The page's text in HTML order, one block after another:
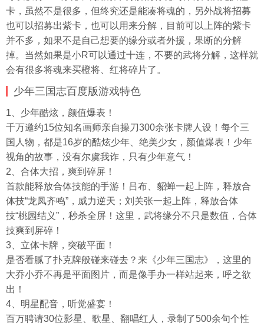
卡，虽然不是很多，但终究还是能凑将魂的，另外战将招募
也可以招募出紫卡，也可以用来分解，目前可以上阵的紫卡
并不多，如果不是自己想要的缘分或者外援，果断的分解
掉。当然如果是小R可以通过十连，不要的武将分解，这样就
会有很多将魂来买橙将、红将碎片了。
少年三国志百度版游戏特色
1、少年酷炫，颜值爆表！
千万邀约15位知名画师亲自操刀300余张卡牌人设！每个三
国人物，都是16岁的酷炫少年、绝美少女，颜值爆表！少年
视角的故事，没有尔虞我诈，只有少年意气！
2、合体大招，爽到碎屏！
首款能释放合体技能的手游！吕布、貂蝉一起上阵，释放合
体技“龙凤齐鸣”，威力逆天；刘关张一起上阵，释放合体
技“桃园结义”，秒杀全屏！这里，武将缘分不只是数值，合体
技爽到屏碎！
3、立体卡牌，突破平面！
是否看腻了扑克牌般碰来碰去？来《少年三国志》，这里的
大乔小乔不再是平面图片，而是像手办一样站起来，呼之欲
出！
4、明星配音，听觉盛宴！
百万聘请30位影星、歌星、翻唱红人，录制了500余句个性